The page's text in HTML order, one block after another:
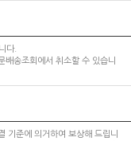
다.
배송조회에서 취소할 수 있습니
기준에 의거하여 보상해 드립니